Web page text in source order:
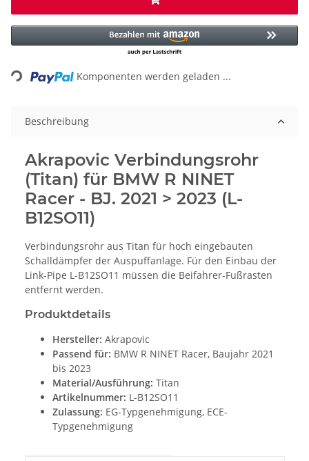
Loading... Komponenten werden geladen ...
Beschreibung
Akrapovic Verbindungsrohr
(Titan) für BMW R NINET
Racer - BJ. 2021 > 2023 (L-
B12SO11)
Verbindungsrohr aus Titan für hoch eingebauten
Schalldämpfer der Auspuffanlage. Für den Einbau der
Link-Pipe L-B12SO11 müssen die Beifahrer-Fußrasten
entfernt werden.
Produktdetails
Hersteller: Akrapovic
Passend für: BMW R NINET Racer, Baujahr 2021
bis 2023
Material/Ausführung: Titan
Artikelnummer: L-B12SO11
Zulassung: EG-Typgenehmigung, ECE-
Typgenehmigung